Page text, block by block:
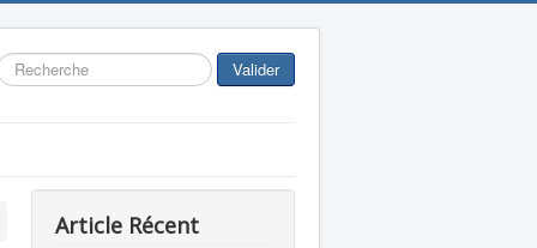
Valider
Article Récent